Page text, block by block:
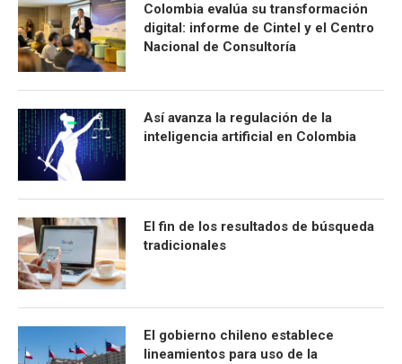
Colombia evalúa su transformación
digital: informe de Cintel y el Centro
Nacional de Consultoría
Así avanza la regulación de la
inteligencia artificial en Colombia
El fin de los resultados de búsqueda
tradicionales
El gobierno chileno establece
lineamientos para uso de la